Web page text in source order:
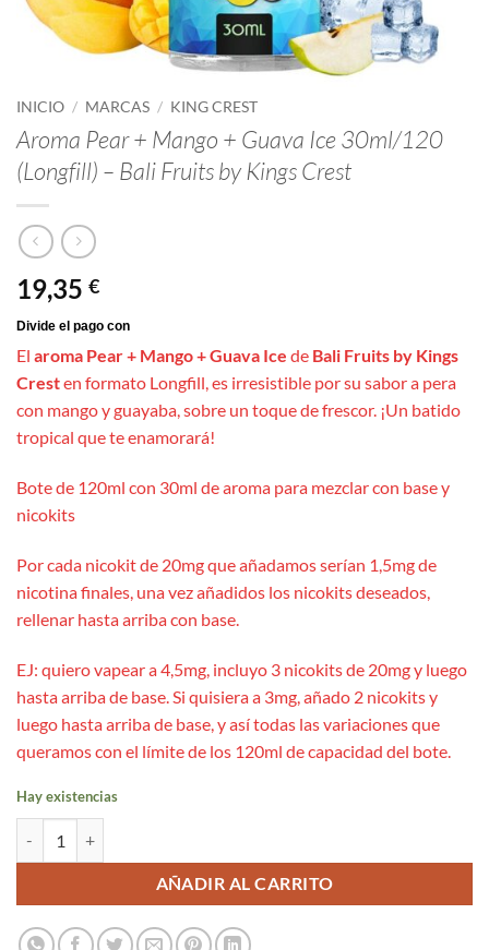
INICIO / MARCAS / KING CREST
Aroma Pear + Mango + Guava Ice 30ml/120
(Longfill) – Bali Fruits by Kings Crest
19,35 €
El aroma Pear + Mango + Guava Ice de Bali Fruits by Kings
Cresten formato Longfill, es irresistible por su sabor a pera
con mango y guayaba, sobre un toque de frescor. ¡Un batido
tropical que te enamorará!
Bote de 120ml con 30ml de aroma para mezclar con base y
nicokits
Por cada nicokit de 20mg que añadamos serían 1,5mg de
nicotina finales, una vez añadidos los nicokits deseados,
rellenar hasta arriba con base.
EJ: quiero vapear a 4,5mg, incluyo 3 nicokits de 20mg y luego
hasta arriba de base. Si quisiera a 3mg, añado 2 nicokits y
luego hasta arriba de base, y así todas las variaciones que
queramos con el límite de los 120ml de capacidad del bote.
Hay existencias
AÑADIR AL CARRITO